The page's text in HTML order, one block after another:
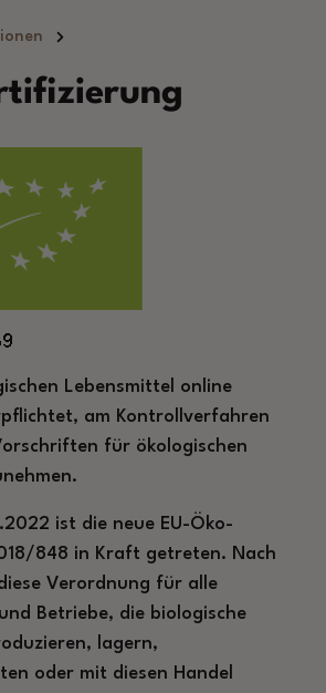
Lebensmittel online
am Kontrollverfahren
für ökologischen
ist die neue EU-Öko-
848 in Kraft getreten. Nach
Verordnung für alle
Betriebe, die biologische
lagern,
oder mit diesen Handel